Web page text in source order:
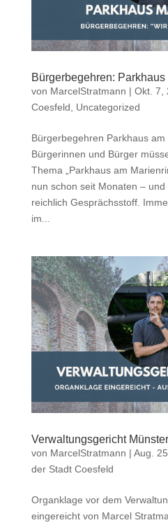
Bürgerbegehren:
von MarcelStratmann | Okt. 7,
Coesfeld
Uncategorized
Bürgerbegehren Parkhaus
Bürgerinnen und Bürger
Thema „Parkhaus am
nun schon seit Monaten –
reichlich Gesprächsstoff.
im...
Verwaltungsgericht Münster
von MarcelStratmann | Aug.
der Stadt Coesfeld
Organklage vor dem
eingereicht von Marcel